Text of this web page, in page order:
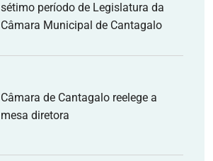
sétimo período de Legislatura da
Câmara Municipal de Cantagalo
Câmara de Cantagalo reelege a
mesa diretora